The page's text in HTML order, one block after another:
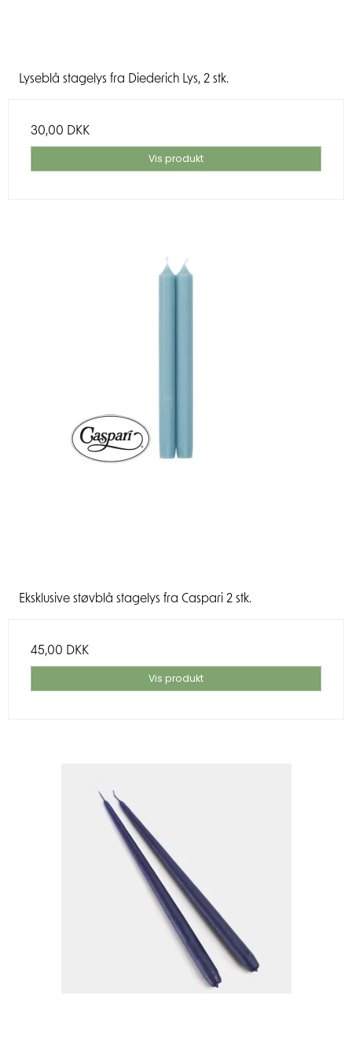
Lyseblå stagelys fra Diederich Lys, 2 stk.
30,00 DKK
Vis produkt
Eksklusive støvblå stagelys fra Caspari 2 stk.
45,00 DKK
Vis produkt